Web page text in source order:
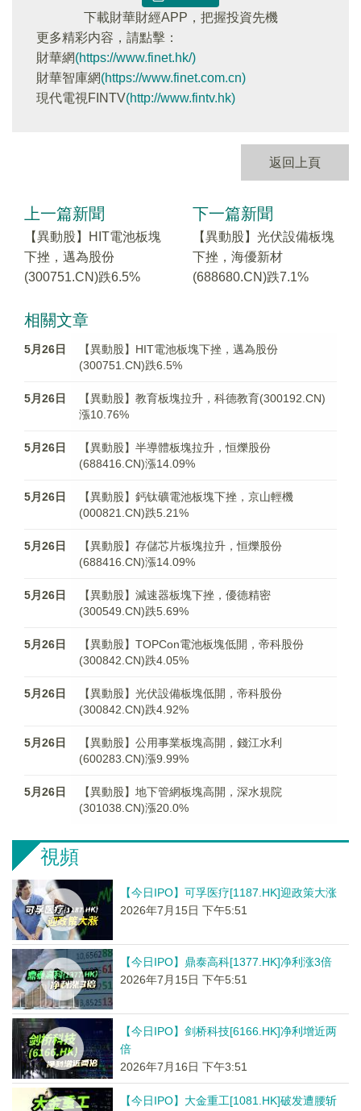
下載財華財經APP，把握投資先機
更多精彩内容，請點擊：
財華網(https://www.finet.hk/)
財華智庫網(https://www.finet.com.cn)
現代電視FINTV(http://www.fintv.hk)
返回上頁
上一篇新聞
【異動股】HIT電池板塊
下挫，邁為股份
(300751.CN)跌6.5%
下一篇新聞
【異動股】光伏設備板塊
下挫，海優新材
(688680.CN)跌7.1%
相關文章
5月26日
【異動股】HIT電池板塊下挫，邁為股份
(300751.CN)跌6.5%
5月26日
【異動股】教育板塊拉升，科德教育(300192.CN)
漲10.76%
5月26日
【異動股】半導體板塊拉升，恒爍股份
(688416.CN)漲14.09%
5月26日
【異動股】鈣钛礦電池板塊下挫，京山輕機
(000821.CN)跌5.21%
5月26日
【異動股】存儲芯片板塊拉升，恒爍股份
(688416.CN)漲14.09%
5月26日
【異動股】減速器板塊下挫，優德精密
(300549.CN)跌5.69%
5月26日
【異動股】TOPCon電池板塊低開，帝科股份
(300842.CN)跌4.05%
5月26日
【異動股】光伏設備板塊低開，帝科股份
(300842.CN)跌4.92%
5月26日
【異動股】公用事業板塊高開，錢江水利
(600283.CN)漲9.99%
5月26日
【異動股】地下管網板塊高開，深水規院
(301038.CN)漲20.0%
視頻
【今日IPO】可孚医疗[1187.HK]迎政策大涨
2026年7月15日 下午5:51
【今日IPO】鼎泰高科[1377.HK]净利涨3倍
2026年7月15日 下午5:51
【今日IPO】剑桥科技[6166.HK]净利增近两
倍
2026年7月16日 下午3:51
【今日IPO】大金重工[1081.HK]破发遭腰斩